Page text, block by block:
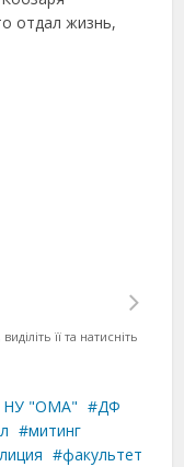
отдал жизнь,
її та натисніть
"ОМА"
ДФ
митинг
факультет